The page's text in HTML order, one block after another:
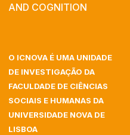
AND COGNITION
O ICNOVA É UMA UNIDADE
DE INVESTIGAÇÃO DA
FACULDADE DE CIÊNCIAS
SOCIAIS E HUMANAS DA
UNIVERSIDADE NOVA DE
LISBOA